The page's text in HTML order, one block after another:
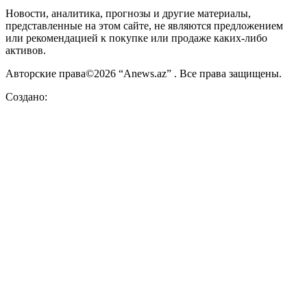
Новости, аналитика, прогнозы и другие материалы,
представленные на этом сайте, не являются предложением
или рекомендацией к покупке или продаже каких-либо
активов.
Авторские права©2026 “Anews.az” . Все права защищены.
Создано: